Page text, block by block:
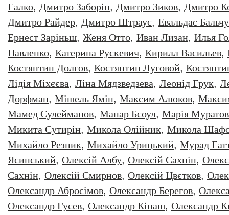
Галко, Дмитро Заборiн, Дмитро Зиков, Дмитро
Дмитро Райдер, Дмитро Штраус, Евальдас
Ернест Заріньш, Женя Отто, Иван Лизан, Илья
Павленко, Катерина Рускевич, Кирилл Васильев,
Костянтин Долгов, Костянтин Луговой,
Лідія Міхєєва, Ліна Мядзведзева, Леонiд Грук,
Дорфман, Мішель Ямін, Максим Алюков,
Мамед Сулейманов, Манар Бсоул, Марія
Микита Сутирін, Микола Олійник, Микола
Михайло Резник, Михайло Урицький, Мурад
Ясинський, Олексiй Албу, Олексiй Сахнiн,
Сахнін, Олексій Смирнов, Олексій Цвєтков,
Олександр Абросімов, Олександр Берегов,
Олександр Гусев, Олександр Кінаш, Олександр